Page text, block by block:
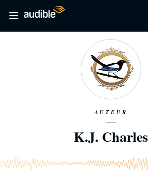
AUTEUR
K.J. Charles